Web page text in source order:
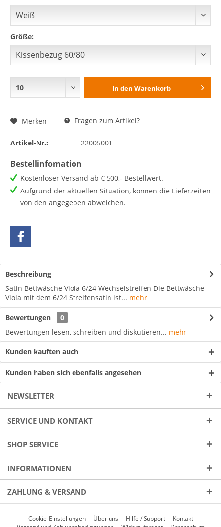
Größe:
In den Warenkorb
Merken Fragen zum Artikel?
Artikel-Nr.: 22005001
Bestellinfomation
Kostenloser Versand ab € 500,- Bestellwert.
Aufgrund der aktuellen Situation, können die Lieferzeiten
von den angegeben abweichen.
Beschreibung
Satin Bettwäsche Viola 6/24 Wechselstreifen Die Bettwäsche
Viola mit dem 6/24 Streifensatin ist... mehr
Bewertungen
0
Bewertungen lesen, schreiben und diskutieren... mehr
Kunden kauften auch
Kunden haben sich ebenfalls angesehen
NEWSLETTER
SERVICE UND KONTAKT
SHOP SERVICE
INFORMATIONEN
ZAHLUNG & VERSAND
Cookie-Einstellungen Über uns Hilfe / Support
Kontakt